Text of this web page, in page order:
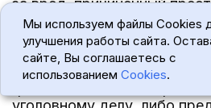
за вред, причиненный
признаются гражданскими
перваястатьи 54 УПК
Вместе с тем
усмотрению либо
Мы используем файлы Cookies
улучшения работы сайта.
сайте, Вы соглашаетесь с
использованием Cookies.